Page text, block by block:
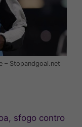
– Stopandgoal.net
sfogo contro